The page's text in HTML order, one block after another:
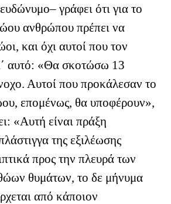
γράφει ότι για το
ανθρώπου πρέπει να
και όχι αυτοί που τον
αυτό: «Θα σκοτώσω 13
Αυτοί που προκάλεσαν το
επομένως, θα υποφέρουν»,
«Αυτή είναι πράξη
της εξιλέωσης
προς την πλευρά των
θυμάτων, το δε μήνυμα
από κάποιον